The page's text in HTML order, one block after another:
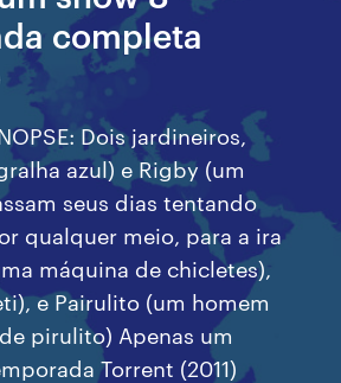
completa
Dois jardineiros,
azul) e Rigby (um
seus dias tentando
qualquer meio, para a ira
máquina de chicletes),
e Pairulito (um homem
pirulito) Apenas um
Torrent (2011)